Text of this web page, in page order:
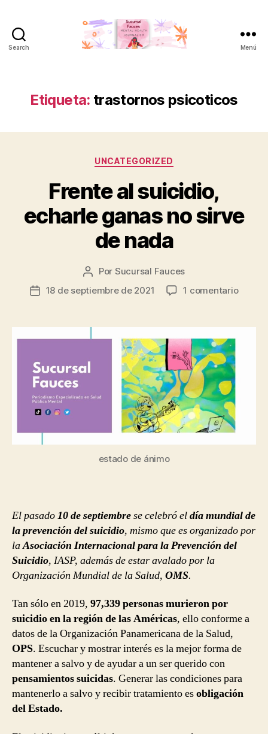
Search Menú
Etiqueta: trastornos psicoticos
Categorías
UNCATEGORIZED
Frente al suicidio,
echarle ganas no sirve
de nada
Autor
de
Por Sucursal Fauces
Fecha
entrada
18 de septiembre de 2021 1 comentarioen
estado de ánimo
El pasado10 de septiembrese celebró eldía mundial de
la prevención del suicidio, mismo que es organizado por
laAsociación Internacional para la Prevención del
Suicidio, IASP, además de estar avalado por la
Organización Mundial de la Salud, OMS.
Tan sólo en 2019, 97,339 personas murieron por
suicidio en la región de las Américas, ello conforme a
datos de la Organización Panamericana de la Salud,
OPS. Escuchar y mostrar interés es la mejor forma de
mantener a salvo y de ayudar a un ser querido con
pensamientos suicidas. Generar las condiciones para
mantenerlo a salvo y recibir tratamiento esobligación
del Estado.